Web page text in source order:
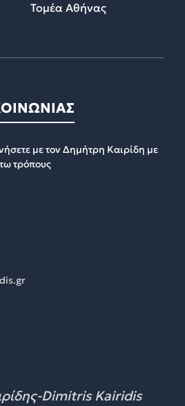
Τομέα Αθήνας
με τον Δημήτρη Καιρίδη με
τρόπους
Dimitris Kairidis